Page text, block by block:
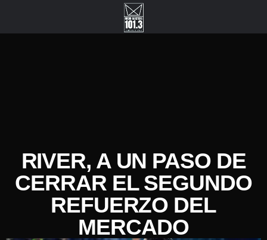
RIVER, A UN PASO DE
CERRAR EL SEGUNDO
REFUERZO DEL
MERCADO